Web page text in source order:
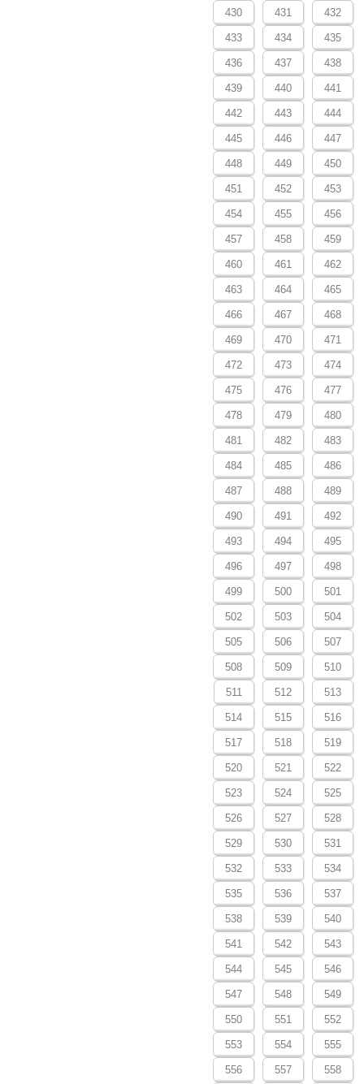
430 431 432
433 434 435
436 437 438
439 440 441
442 443 444
445 446 447
448 449 450
451 452 453
454 455 456
457 458 459
460 461 462
463 464 465
466 467 468
469 470 471
472 473 474
475 476 477
478 479 480
481 482 483
484 485 486
487 488 489
490 491 492
493 494 495
496 497 498
499 500 501
502 503 504
505 506 507
508 509 510
511 512 513
514 515 516
517 518 519
520 521 522
523 524 525
526 527 528
529 530 531
532 533 534
535 536 537
538 539 540
541 542 543
544 545 546
547 548 549
550 551 552
553 554 555
556 557 558